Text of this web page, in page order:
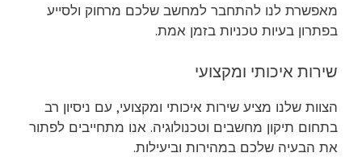
מאפשרת לנו להתחבר למחשב שלכם מרחוק ולסייע
בפתרון בעיות טכניות בזמן אמת.
שירות איכותי ומקצועי
הצוות שלנו מציע שירות איכותי ומקצועי, עם ניסיון רב
בתחום תיקון מחשבים וטכנולוגיה. אנו מתחייבים לפתור
את הבעיה שלכם במהירות וביעילות.